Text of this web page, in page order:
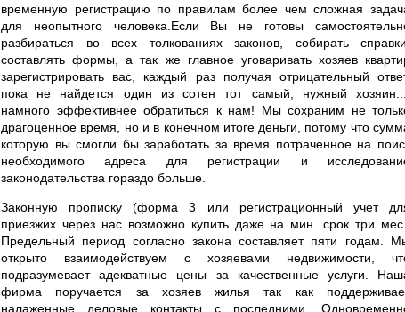
временную регистрацию по правилам более чем сложная
для неопытного человека.Если Вы не готовы
разбираться во всех толкованиях законов, собирать
составлять формы, а так же главное уговаривать хозяев
зарегистрировать вас, каждый раз получая отрицательный
пока не найдется один из сотен тот самый, нужный
намного эффективнее обратиться к нам! Мы сохраним не
драгоценное время, но и в конечном итоге деньги, потому что
которую вы смогли бы заработать за время потраченное на
необходимого адреса для регистрации и
законодательства гораздо больше.
Законную прописку (форма 3 или регистрационный учет
приезжих через нас возможно купить даже на мин. срок три
Предельный период согласно закона составляет пяти годам.
открыто взаимодействуем с хозяевами недвижимости,
подразумевает адекватные цены за качественные услуги.
фирма поручается за хозяев жилья так как
налаженные деловые контакты с последними.